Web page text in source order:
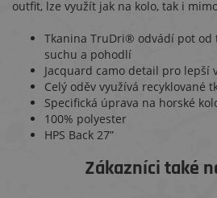
outfit, lze využít jak na kolo, tak i
Tkanina TruDri® odvádí pot od
suchu a pohodlí
Jacquard camo detail pro lepší
Celý oděv využívá recyklované
Specifická úprava na horské
100% polyester
HPS Back 27”
Zákazníci také